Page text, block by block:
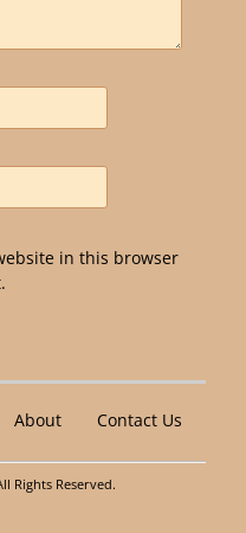
in this browser
Contact Us
About